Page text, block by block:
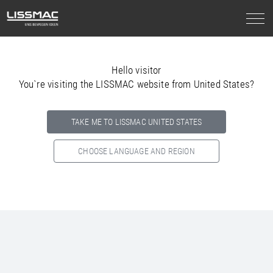
Hello visitor
You`re visiting the LISSMAC website from United States?
TAKE ME TO LISSMAC UNITED STATES
CHOOSE LANGUAGE AND REGION